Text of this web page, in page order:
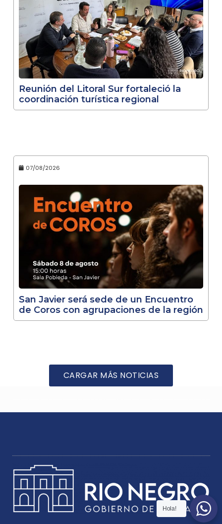
Reunión del Litoral Sur fortaleció la
coordinación turística regional
07/08/2026
San Javier será sede de un Encuentro
de Coros con agrupaciones de la región
CARGAR MÁS NOTICIAS
Hola!